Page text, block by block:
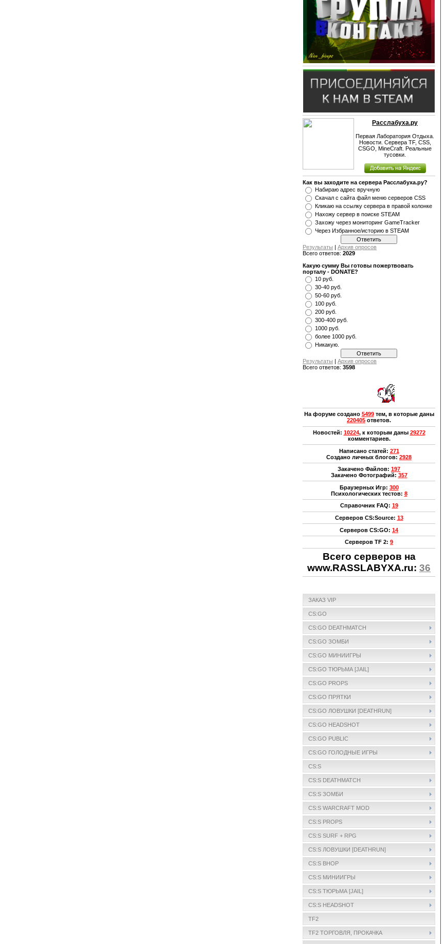
Расслабуха.ру
Первая Лаборатория Отдыха.
Новости. Сервера TF, CSS,
CSGO, MineCraft. Реальные
тусовки.
Как вы заходите на сервера Расслабуха.ру?
Набираю адрес вручную
Скачал с сайта файл меню серверов CSS
Кликаю на ссылку сервера в правой колонке
Нахожу сервер в поиске STEAM
Захожу через мониторинг GameTracker
Через Избранное/историю в STEAM
Результаты | Архив опросов
Всего ответов: 2029
Какую сумму Вы готовы пожертвовать
порталу - DONATE?
10 руб.
30-40 руб.
50-60 руб.
100 руб.
200 руб.
300-400 руб.
1000 руб.
более 1000 руб.
Никакую.
Результаты | Архив опросов
Всего ответов: 3598
На форуме создано 5499тем, в которые даны
220405 ответов.
Новостей: 10224, к которым даны 29272
комментариев.
Написано статей: 271
Создано личных блогов: 2928
Закачено Файлов: 197
Закачено Фотографий: 357
Браузерных Игр: 300
Психологических тестов: 8
Справочник FAQ: 19
Серверов CS:Source: 13
Серверов CS:GO: 14
Серверов TF 2: 9
Всего cерверов на
www.RASSLABYXA.ru: 36
ЗАКАЗ VIP
CS:GO
CS:GO DEATHMATCH
CS:GO ЗОМБИ
CS:GO МИНИИГРЫ
CS:GO ТЮРЬМА [JAIL]
CS:GO PROPS
CS:GO ПРЯТКИ
CS:GO ЛОВУШКИ [DEATHRUN]
CS:GO HEADSHOT
CS:GO PUBLIC
CS:GO ГОЛОДНЫЕ ИГРЫ
CS:S
CS:S DEATHMATCH
CS:S ЗОМБИ
CS:S WARCRAFT MOD
CS:S PROPS
CS:S SURF + RPG
CS:S ЛОВУШКИ [DEATHRUN]
CS:S BHOP
CS:S МИНИИГРЫ
CS:S ТЮРЬМА [JAIL]
CS:S HEADSHOT
TF2
TF2 ТОРГОВЛЯ, ПРОКАЧКА